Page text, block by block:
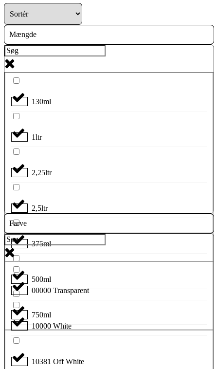
Mængde
130ml
1ltr
2,25ltr
2,5ltr
375ml
500ml
750ml
Farve
00000 Transparent
10000 White
10381 Off White